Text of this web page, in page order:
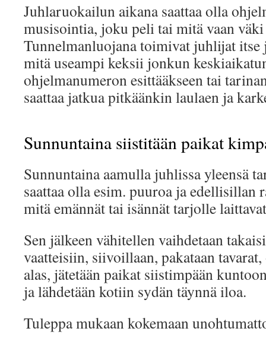
Juhlaruokailun aikana saattaa olla
musisointia, joku peli tai mitä vaan
Tunnelmanluojana toimivat juhlijat itse
mitä useampi keksii jonkun
ohjelmanumeron esittääkseen tai
saattaa jatkua pitkäänkin laulaen ja
Sunnuntaina siistitään paikat
Sunnuntaina aamulla juhlissa yleensä
saattaa olla esim. puuroa ja edellisillan
mitä emännät tai isännät tarjolle
Sen jälkeen vähitellen vaihdetaan
vaatteisiin, siivoillaan, pakataan tavarat,
alas, jätetään paikat siistimpään
ja lähdetään kotiin sydän täynnä iloa.
Tuleppa mukaan kokemaan